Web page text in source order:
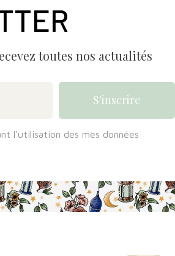
toutes nos actualités
l'utilisation des mes données